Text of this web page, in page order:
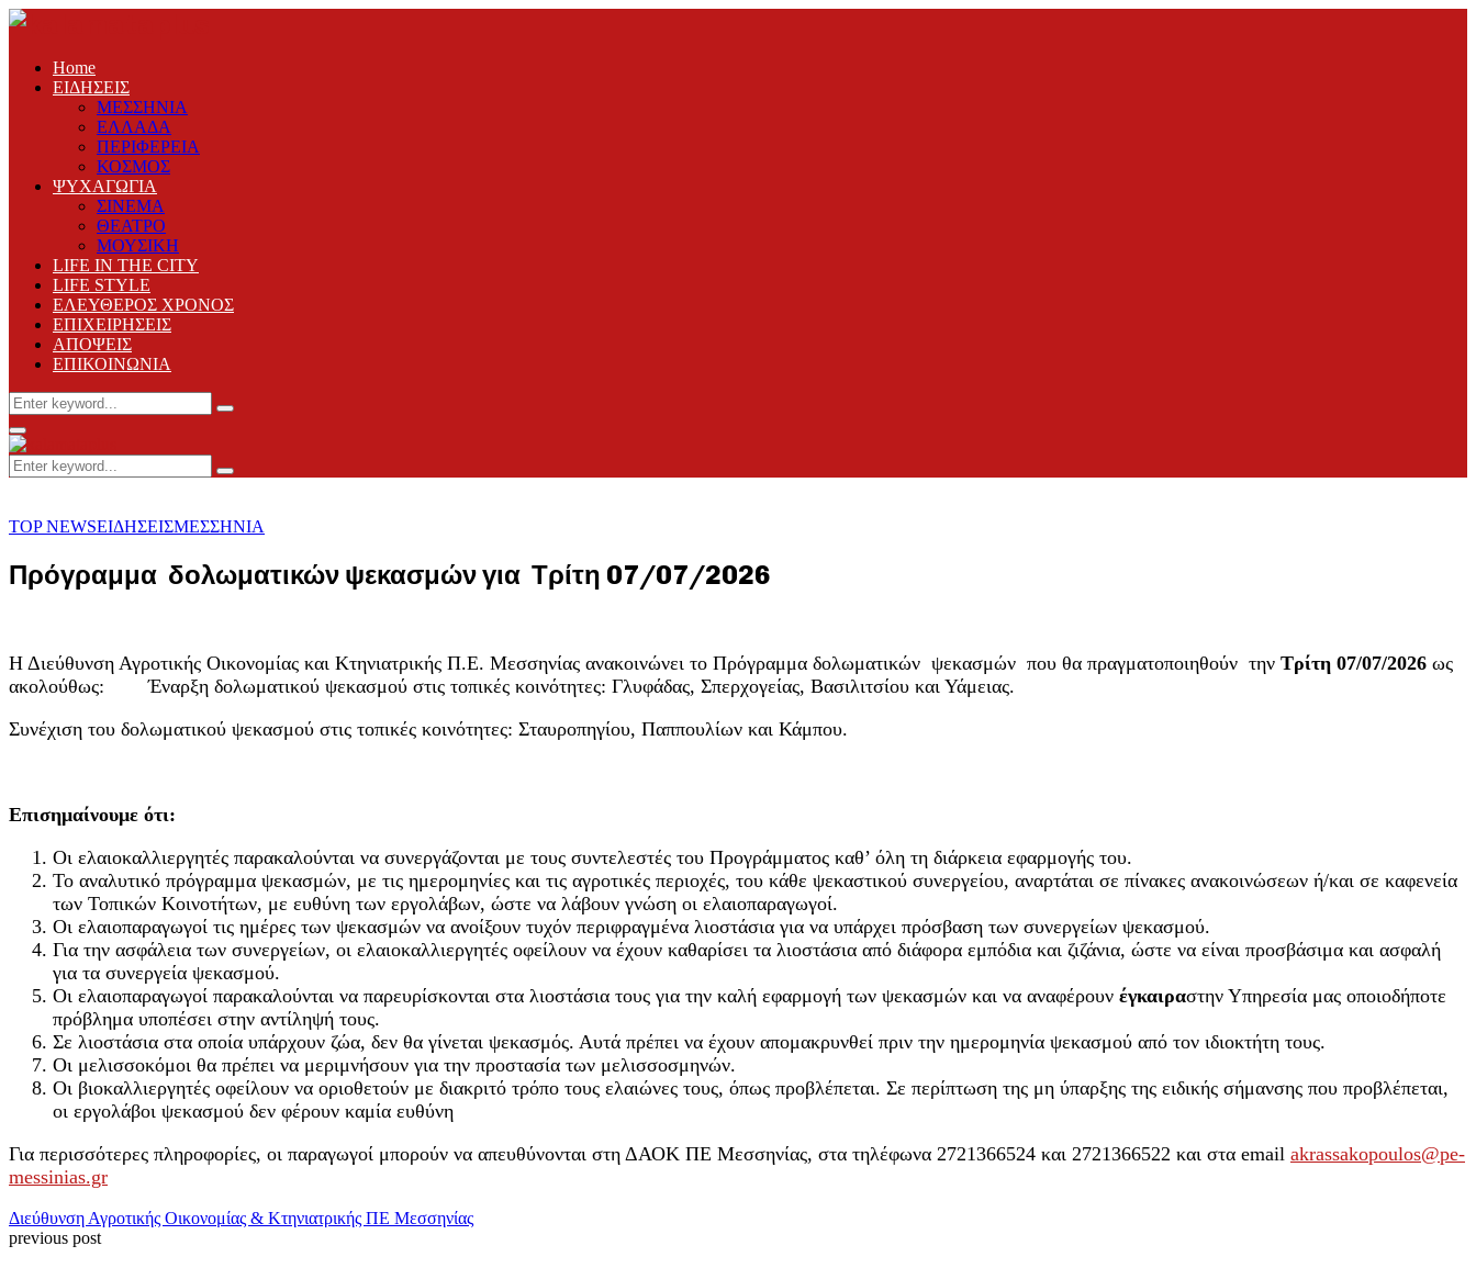
Home
ΕΙΔΗΣΕΙΣ
ΜΕΣΣΗΝΙΑ
ΕΛΛΑΔΑ
ΠΕΡΙΦΕΡΕΙΑ
ΚΟΣΜΟΣ
ΨΥΧΑΓΩΓΙΑ
ΣΙΝΕΜΑ
ΘΕΑΤΡΟ
ΜΟΥΣΙΚΗ
LIFE IN THE CITY
LIFE STYLE
ΕΛΕΥΘΕΡΟΣ ΧΡΟΝΟΣ
ΕΠΙΧΕΙΡΗΣΕΙΣ
ΑΠΟΨΕΙΣ
ΕΠΙΚΟΙΝΩΝΙΑ
Search
for:
Search
Primary
Menu
Search
for:
Search
TOP NEWSΕΙΔΗΣΕΙΣΜΕΣΣΗΝΙΑ
Πρόγραμμα δολωματικών ψεκασμών για Τρίτη 07/07/2026
Η Διεύθυνση Αγροτικής Οικονομίας και Κτηνιατρικής Π.Ε. Μεσσηνίας ανακοινώνει το Πρόγραμμα δολωματικών ψεκασμών που θα πραγματοποιηθούν την Τρίτη 07/07/2026 ως
ακολούθως: Έναρξη δολωματικού ψεκασμού στις τοπικές κοινότητες: Γλυφάδας, Σπερχογείας, Βασιλιτσίου και Υάμειας.
Συνέχιση του δολωματικού ψεκασμού στις τοπικές κοινότητες: Σταυροπηγίου, Παππουλίων και Κάμπου.
Επισημαίνουμε ότι:
Οι ελαιοκαλλιεργητές παρακαλούνται να συνεργάζονται με τους συντελεστές του Προγράμματος καθ’ όλη τη διάρκεια εφαρμογής του.
Το αναλυτικό πρόγραμμα ψεκασμών, με τις ημερομηνίες και τις αγροτικές περιοχές, του κάθε ψεκαστικού συνεργείου, αναρτάται σε πίνακες ανακοινώσεων ή/και σε καφενεία
των Τοπικών Κοινοτήτων, με ευθύνη των εργολάβων, ώστε να λάβουν γνώση οι ελαιοπαραγωγοί.
Οι ελαιοπαραγωγοί τις ημέρες των ψεκασμών να ανοίξουν τυχόν περιφραγμένα λιοστάσια για να υπάρχει πρόσβαση των συνεργείων ψεκασμού.
Για την ασφάλεια των συνεργείων, οι ελαιοκαλλιεργητές οφείλουν να έχουν καθαρίσει τα λιοστάσια από διάφορα εμπόδια και ζιζάνια, ώστε να είναι προσβάσιμα και ασφαλή
για τα συνεργεία ψεκασμού.
Οι ελαιοπαραγωγοί παρακαλούνται να παρευρίσκονται στα λιοστάσια τους για την καλή εφαρμογή των ψεκασμών και να αναφέρουν έγκαιραστην Υπηρεσία μας οποιοδήποτε
πρόβλημα υποπέσει στην αντίληψή τους.
Σε λιοστάσια στα οποία υπάρχουν ζώα, δεν θα γίνεται ψεκασμός. Αυτά πρέπει να έχουν απομακρυνθεί πριν την ημερομηνία ψεκασμού από τον ιδιοκτήτη τους.
Οι μελισσοκόμοι θα πρέπει να μεριμνήσουν για την προστασία των μελισσοσμηνών.
Οι βιοκαλλιεργητές οφείλουν να οριοθετούν με διακριτό τρόπο τους ελαιώνες τους, όπως προβλέπεται. Σε περίπτωση της μη ύπαρξης της ειδικής σήμανσης που προβλέπεται,
οι εργολάβοι ψεκασμού δεν φέρουν καμία ευθύνη
Για περισσότερες πληροφορίες, οι παραγωγοί μπορούν να απευθύνονται στη ΔΑΟΚ ΠΕ Μεσσηνίας, στα τηλέφωνα 2721366524 και 2721366522 και στα email akrassakopoulos@pe-
messinias.gr
Διεύθυνση Αγροτικής Οικονομίας & Κτηνιατρικής ΠΕ Μεσσηνίας
previous post